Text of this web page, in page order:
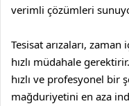
verimli çözümleri
Tesisat arızaları,
hızlı müdahale
hızlı ve profesyonel bir
mağduriyetini en aza